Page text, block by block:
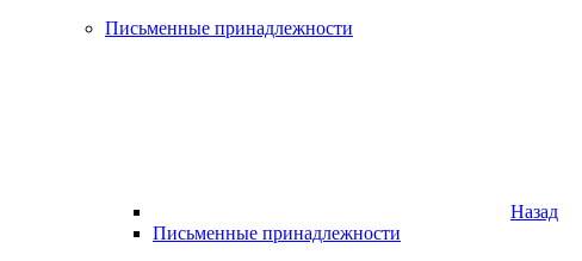
Письменные принадлежности
Назад
Письменные принадлежности